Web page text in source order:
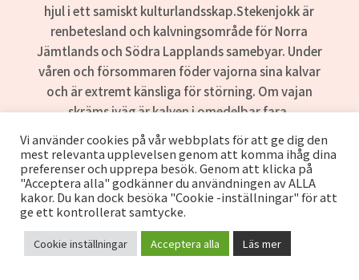
hjul i ett samiskt kulturlandsskap.Stekenjokk är
renbetesland och kalvningsområde för Norra
Jämtlands och Södra Lapplands samebyar. Under
våren och försommaren föder vajorna sina kalvar
och är extremt känsliga för störning. Om vajan
skräms iväg är kalven i omedelbar fara.
I Sverige finns fjällrenar och skogsrenar. Fjällrenen
vistas i fjällregionen under barmarksperioden och
i barrskogen under vintern. Skogsrenen lever i
skogsregionen året om. Renen äter i huvudsak
olika lavar men renen betar också omkring 250
olika gröna växtarter.
Vi använder cookies på vår webbplats för att ge dig den
mest relevanta upplevelsen genom att komma ihåg dina
preferenser och upprepa besök. Genom att klicka på
"Acceptera alla" godkänner du användningen av ALLA
kakor. Du kan dock besöka "Cookie -inställningar" för att
ge ett kontrollerat samtycke.
Cookie inställningar Acceptera alla Läs mer